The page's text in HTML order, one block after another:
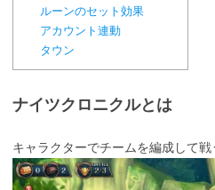
ルーンのセット効果
アカウント連動
タウン
ナイツクロニクルとは
キャラクターでチームを編成して戦